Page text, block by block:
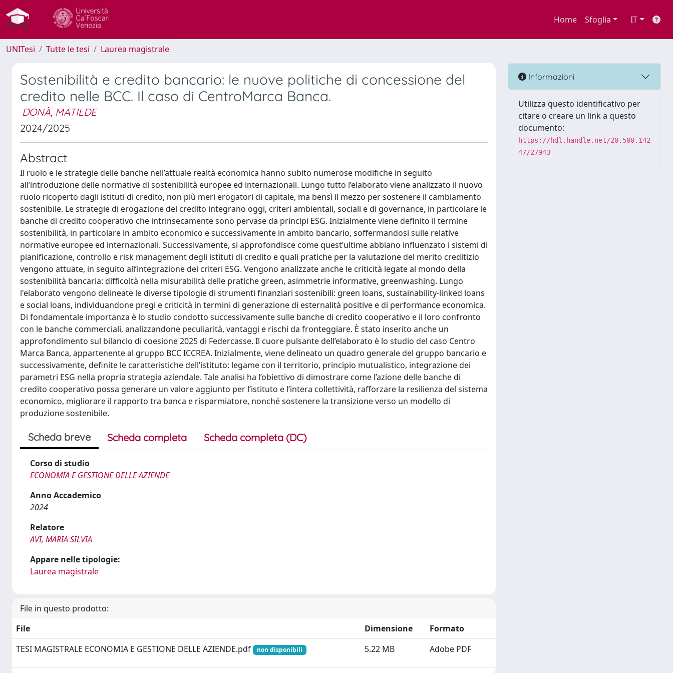
Home Sfoglia IT
UNITesi Tutte le tesi Laurea magistrale
Sostenibilità e credito bancario: le nuove politiche di concessione del
credito nelle BCC. Il caso di CentroMarca Banca.
DONÀ, MATILDE
2024/2025
Abstract
Il ruolo e le strategie delle banche nell’attuale realtà economica hanno subito numerose modifiche in seguito
all’introduzione delle normative di sostenibilità europee ed internazionali. Lungo tutto l’elaborato viene analizzato il nuovo
ruolo ricoperto dagli istituti di credito, non più meri erogatori di capitale, ma bensì il mezzo per sostenere il cambiamento
sostenibile. Le strategie di erogazione del credito integrano oggi, criteri ambientali, sociali e di governance, in particolare le
banche di credito cooperativo che intrinsecamente sono pervase da principi ESG. Inizialmente viene definito il termine
sostenibilità, in particolare in ambito economico e successivamente in ambito bancario, soffermandosi sulle relative
normative europee ed internazionali. Successivamente, si approfondisce come quest’ultime abbiano influenzato i sistemi di
pianificazione, controllo e risk management degli istituti di credito e quali pratiche per la valutazione del merito creditizio
vengono attuate, in seguito all’integrazione dei criteri ESG. Vengono analizzate anche le criticità legate al mondo della
sostenibilità bancaria: difficoltà nella misurabilità delle pratiche green, asimmetrie informative, greenwashing. Lungo
l'elaborato vengono delineate le diverse tipologie di strumenti finanziari sostenibili: green loans, sustainability-linked loans
e social loans, individuandone pregi e criticità in termini di generazione di esternalità positive e di performance economica.
Di fondamentale importanza è lo studio condotto successivamente sulle banche di credito cooperativo e il loro confronto
con le banche commerciali, analizzandone peculiarità, vantaggi e rischi da fronteggiare. È stato inserito anche un
approfondimento sul bilancio di coesione 2025 di Federcasse. Il cuore pulsante dell’elaborato è lo studio del caso Centro
Marca Banca, appartenente al gruppo BCC ICCREA. Inizialmente, viene delineato un quadro generale del gruppo bancario e
successivamente, definite le caratteristiche dell’istituto: legame con il territorio, principio mutualistico, integrazione dei
parametri ESG nella propria strategia aziendale. Tale analisi ha l’obiettivo di dimostrare come l’azione delle banche di
credito cooperativo possa generare un valore aggiunto per l’istituto e l’intera collettività, rafforzare la resilienza del sistema
economico, migliorare il rapporto tra banca e risparmiatore, nonché sostenere la transizione verso un modello di
produzione sostenibile.
Scheda breve Scheda completa Scheda completa (DC)
Corso di studio
ECONOMIA E GESTIONE DELLE AZIENDE
Anno Accademico
2024
Relatore
AVI, MARIA SILVIA
Appare nelle tipologie:
Laurea magistrale
File in questo prodotto:
File
Dimensione
Formato
TESI MAGISTRALE ECONOMIA E GESTIONE DELLE AZIENDE.pdf
non disponibili 5.22 MB Adobe PDF
Informazioni
Utilizza questo identificativo per
citare o creare un link a questo
documento:
https://hdl.handle.net/20.500.142
47/27943